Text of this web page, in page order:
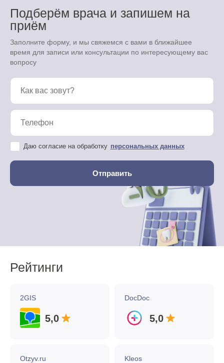
Подберём врача и запишем на
приём
Заполните форму, и мы свяжемся с вами в ближайшее
время для записи или консультации по интересующему вас
вопросу
Даю согласие на обработку персональных данных
Рейтинги
2GIS
5,0
DocDoc
5,0
Otzyv.ru Kleos